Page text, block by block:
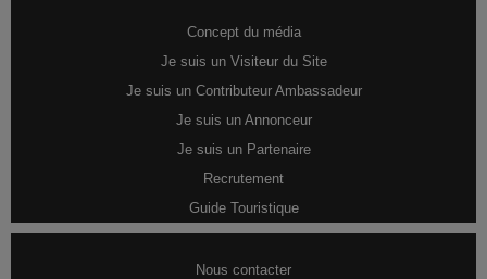
Concept du média
Je suis un Visiteur du Site
Je suis un Contributeur Ambassadeur
Je suis un Annonceur
Je suis un Partenaire
Recrutement
Guide Touristique
Nous contacter